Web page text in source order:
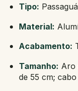
Tipo:
Material:
Acabamento:
Tamanho: Aro
de 55 cm;